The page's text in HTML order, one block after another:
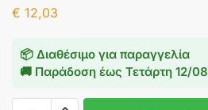
€ 12,03
📦 Διαθέσιμο για παραγγελία
🚚 Παράδοση έως Τετάρτη 12/08